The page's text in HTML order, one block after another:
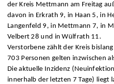
der Kreis Mettmann am Freitag
davon in Erkrath 9, in Haan 5, in
Langenfeld 9, in Mettmann 7, in
Velbert 28 und in Wülfrath 11.
Verstorbene zählt der Kreis
703 Personen gelten inzwischen
Die aktuelle Inzidenz
innerhalb der letzten 7 Tage) liegt